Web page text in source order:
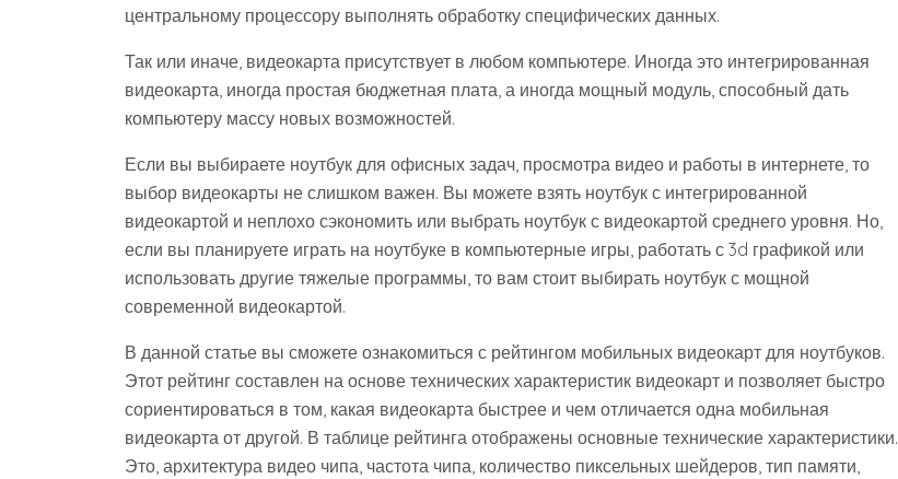
центральному процессору выполнять обработку специфических данных.
Так или иначе, видеокарта присутствует в любом компьютере. Иногда это интегрированная
видеокарта, иногда простая бюджетная плата, а иногда мощный модуль, способный дать
компьютеру массу новых возможностей.
Если вы выбираете ноутбук для офисных задач, просмотра видео и работы в интернете, то
выбор видеокарты не слишком важен. Вы можете взять ноутбук с интегрированной
видеокартой и неплохо сэкономить или выбрать ноутбук с видеокартой среднего уровня. Но,
если вы планируете играть на ноутбуке в компьютерные игры, работать с 3d графикой или
использовать другие тяжелые программы, то вам стоит выбирать ноутбук с мощной
современной видеокартой.
В данной статье вы сможете ознакомиться с рейтингом мобильных видеокарт для ноутбуков.
Этот рейтинг составлен на основе технических характеристик видеокарт и позволяет быстро
сориентироваться в том, какая видеокарта быстрее и чем отличается одна мобильная
видеокарта от другой. В таблице рейтинга отображены основные технические характеристики.
Это, архитектура видео чипа, частота чипа, количество пиксельных шейдеров, тип памяти,